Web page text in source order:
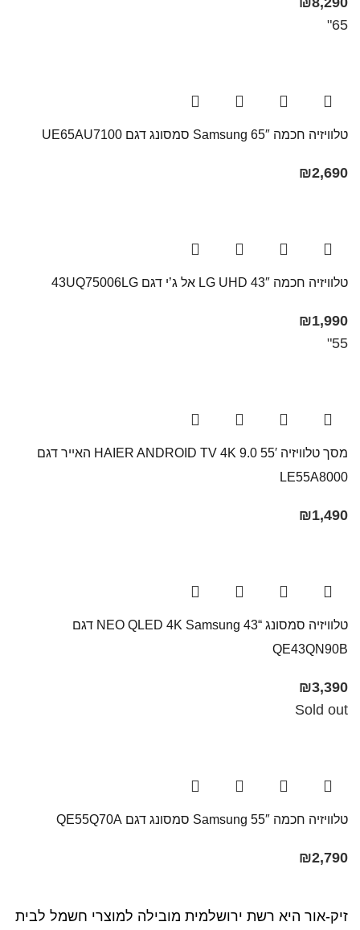
65"
טלוויזיה חכמה 65″ Samsung​ סמסונג דגם UE65AU7100​
₪2,690
טלוויזיה חכמה 43″ LG UHD אל ג’י דגם 43UQ75006LG
₪1,990
55"
מסך טלוויזיה 55′ HAIER ANDROID TV 4K 9.0 האייר דגם
LE55A8000
₪1,490
טלוויזיה סמסונג “43 NEO QLED 4K Samsung​ דגם
QE43QN90B
₪3,390
Sold out
טלוויזיה חכמה 55″ Samsung סמסונג דגם QE55Q70A​​​
₪2,790
זיק-אור היא רשת ירושלמית מובילה למוצרי חשמל לבית